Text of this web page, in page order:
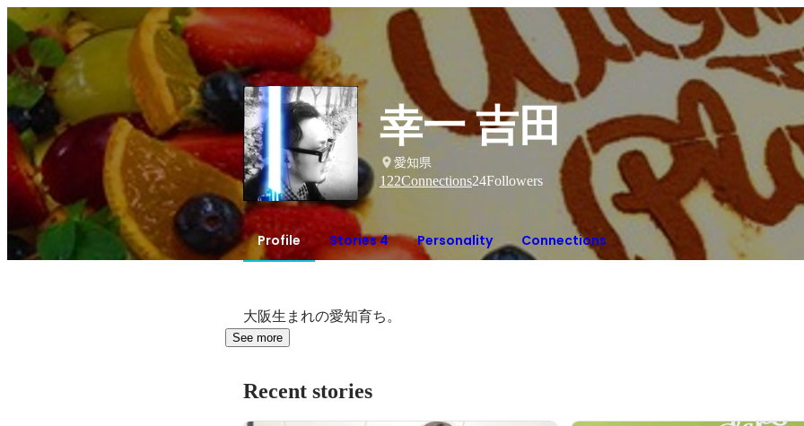
幸一 吉田
愛知県
122Connections24Followers
Profile Stories 4 Personality Connections
大阪生まれの愛知育ち。
See more
Recent stories